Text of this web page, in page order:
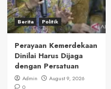
Berita Politik
Perayaan Kemerdekaan
Dinilai Harus Dijaga
dengan Persatuan
Admin
August 9, 2026
0